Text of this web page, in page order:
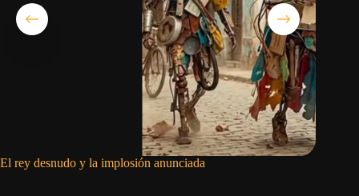
El rey desnudo y la implosión anunciada